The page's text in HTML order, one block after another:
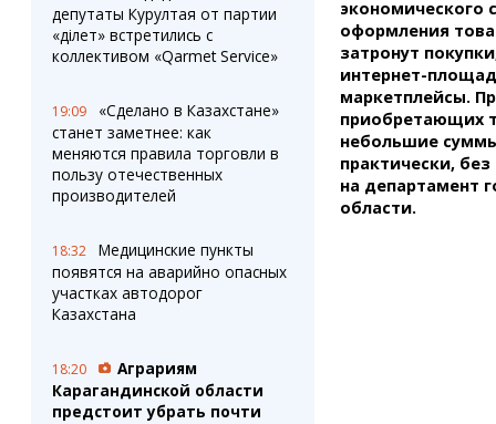
депутаты Курултая от партии
«Әділет» встретились с
коллективом «Qarmet Service»
19:09
«Сделано в Казахстане»
станет заметнее: как
меняются правила торговли в
пользу отечественных
производителей
18:32
Медицинские пункты
появятся на аварийно опасных
участках автодорог
Казахстана
18:20
Аграриям
Карагандинской области
предстоит убрать почти
экономического
оформления
затронут
интернет-
маркетплейсы.
приобретающих
небольшие
практически,
на департамент
области.